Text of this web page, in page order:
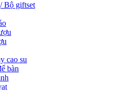
Bộ giftset
cao su
bàn